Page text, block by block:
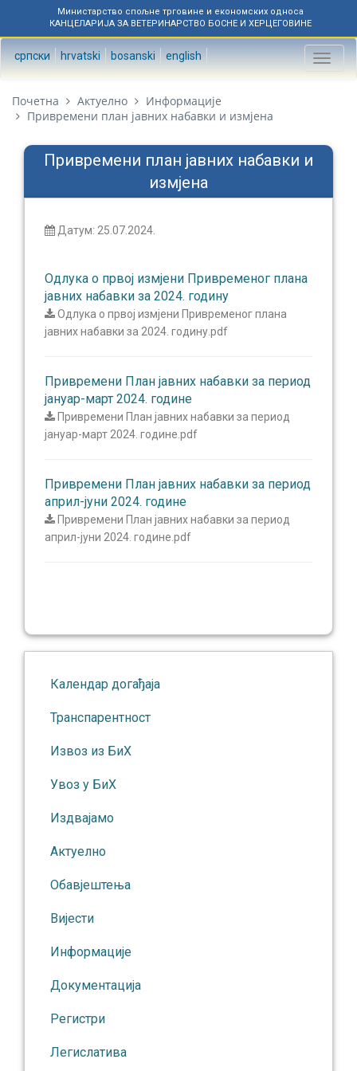
Министарство спољне трговине и економских односа
КАНЦЕЛАРИЈА ЗА ВЕТЕРИНАРСТВО БОСНЕ И ХЕРЦЕГОВИНЕ
српски hrvatski bosanski english
Toggle
Почетна Актуелно
Информације
Привремени план јавних набавки и измјена
Привремени план јавних набавки и
измјена
Датум: 25.07.2024.
Одлука о првој измјени Привременог плана
јавних набавки за 2024. годину
Одлука о првој измјени Привременог плана
јавних набавки за 2024. годину.pdf
Привремени План јавних набавки за период
јануар-март 2024. године
Привремени План јавних набавки за период
јануар-март 2024. године.pdf
Привремени План јавних набавки за период
април-јуни 2024. године
Привремени План јавних набавки за период
април-јуни 2024. године.pdf
Календар догађаја
Транспарентност
Извоз из БиХ
Увоз у БиХ
Издвајамо
Актуелно
Обавјештења
Вијести
Информације
Документација
Регистри
Легислатива